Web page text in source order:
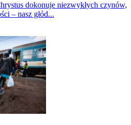
dokonuje niezwykłych czynów,
– nasz głód...